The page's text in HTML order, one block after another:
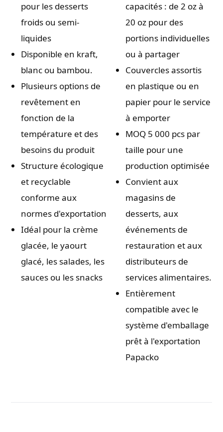
pour les desserts
froids ou semi-
liquides
Disponible en kraft,
blanc ou bambou.
Plusieurs options de
revêtement en
fonction de la
température et des
besoins du produit
Structure écologique
et recyclable
conforme aux
normes d'exportation
Idéal pour la crème
glacée, le yaourt
glacé, les salades, les
sauces ou les snacks
capacités : de 2 oz à
20 oz pour des
portions individuelles
ou à partager
Couvercles assortis
en plastique ou en
papier pour le service
à emporter
MOQ 5 000 pcs par
taille pour une
production optimisée
Convient aux
magasins de
desserts, aux
événements de
restauration et aux
distributeurs de
services alimentaires.
Entièrement
compatible avec le
système d'emballage
prêt à l'exportation
Papacko